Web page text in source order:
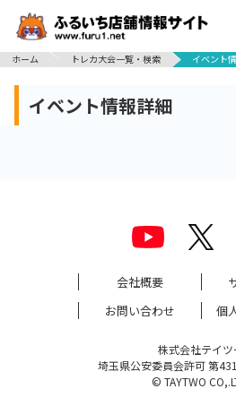
ホーム
トレカ大会一覧・検索 イベント
イベント情報詳細
会社概要
お問い合わせ
個
株式会社テイツ
埼玉県公安委員会許可 第
© TAYTWO